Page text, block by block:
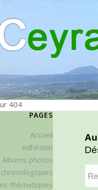
404
PAGES
Accueil
Adhésion
Albums photos
thématiques